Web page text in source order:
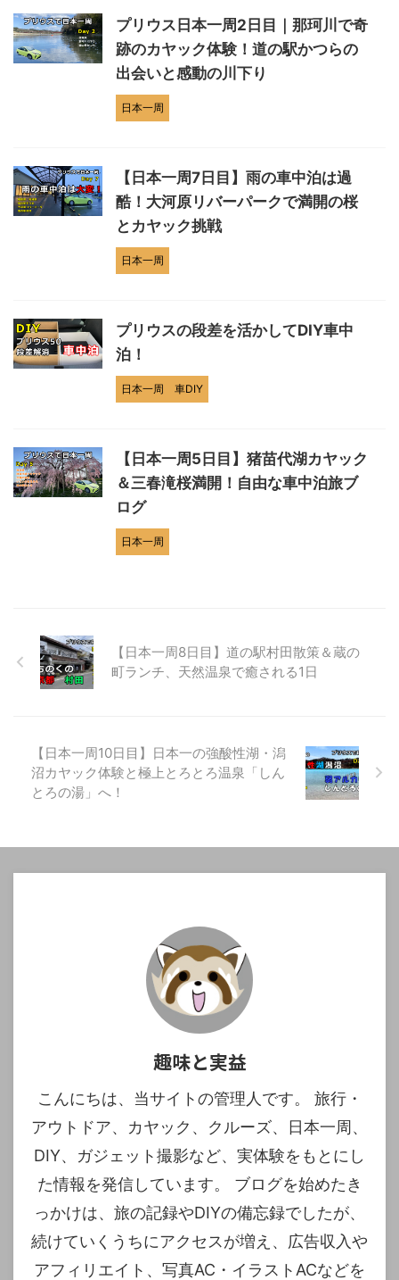
プリウス日本一周2日目｜那珂川で奇
跡のカヤック体験！道の駅かつらの
出会いと感動の川下り
日本一周
【日本一周7日目】雨の車中泊は過
酷！大河原リバーパークで満開の桜
とカヤック挑戦
日本一周
プリウスの段差を活かしてDIY車中
泊！
日本一周 車DIY
【日本一周5日目】猪苗代湖カヤック
＆三春滝桜満開！自由な車中泊旅ブ
ログ
日本一周
【日本一周8日目】道の駅村田散策＆蔵の
町ランチ、天然温泉で癒される1日
【日本一周10日目】日本一の強酸性湖・潟
沼カヤック体験と極上とろとろ温泉「しん
とろの湯」へ！
趣味と実益
こんにちは、当サイトの管理人です。 旅行・
アウトドア、カヤック、クルーズ、日本一周、
DIY、ガジェット撮影など、実体験をもとにし
た情報を発信しています。 ブログを始めたき
っかけは、旅の記録やDIYの備忘録でしたが、
続けていくうちにアクセスが増え、広告収入や
アフィリエイト、写真AC・イラストACなどを